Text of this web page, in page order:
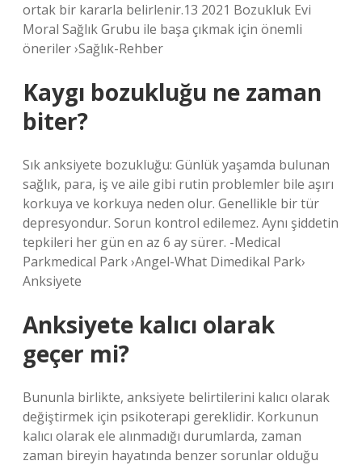
ortak bir kararla belirlenir.13 2021 Bozukluk Evi
Moral Sağlık Grubu ile başa çıkmak için önemli
öneriler ›Sağlık-Rehber
Kaygı bozukluğu ne zaman
biter?
Sık anksiyete bozukluğu: Günlük yaşamda bulunan
sağlık, para, iş ve aile gibi rutin problemler bile aşırı
korkuya ve korkuya neden olur. Genellikle bir tür
depresyondur. Sorun kontrol edilemez. Aynı şiddetin
tepkileri her gün en az 6 ay sürer. -Medical
Parkmedical Park ›Angel-What Dimedikal Park›
Anksiyete
Anksiyete kalıcı olarak
geçer mi?
Bununla birlikte, anksiyete belirtilerini kalıcı olarak
değiştirmek için psikoterapi gereklidir. Korkunun
kalıcı olarak ele alınmadığı durumlarda, zaman
zaman bireyin hayatında benzer sorunlar olduğu